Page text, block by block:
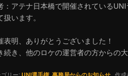
：アテナ日本橋で開催されている
扱います。
表明、ありがとうございました！
続き、他のロケの運営者の方からの
リー: , 作成